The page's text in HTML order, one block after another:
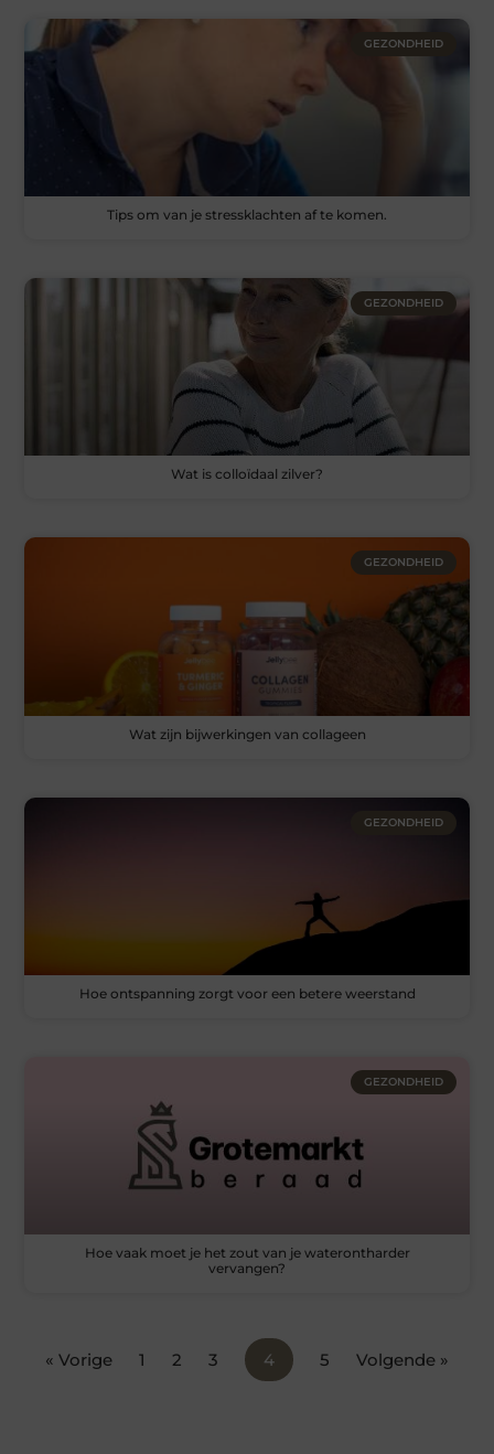
GEZONDHEID
Tips om van je stressklachten af te komen.
GEZONDHEID
Wat is colloïdaal zilver?
GEZONDHEID
Wat zijn bijwerkingen van collageen
GEZONDHEID
Hoe ontspanning zorgt voor een betere weerstand
GEZONDHEID
Hoe vaak moet je het zout van je waterontharder
vervangen?
« Vorige 1 2 3 4 5 Volgende »